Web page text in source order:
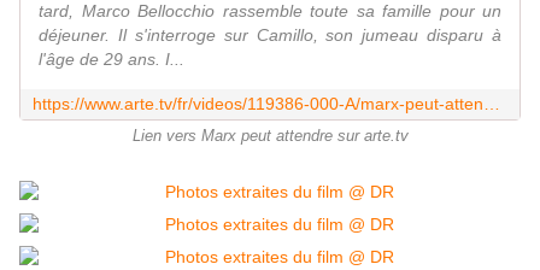
tard, Marco Bellocchio rassemble toute sa famille pour un
déjeuner. Il s'interroge sur Camillo, son jumeau disparu à
l'âge de 29 ans. I...
Lien vers Marx peut attendre sur arte.tv